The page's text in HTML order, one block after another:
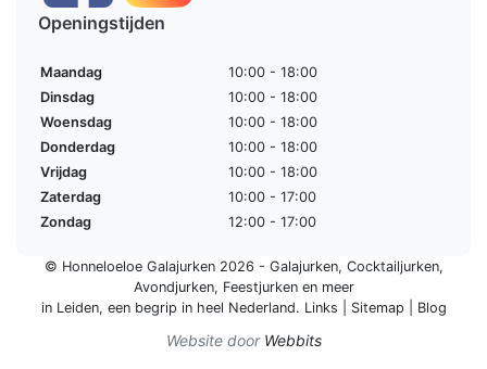
Openingstijden
Maandag
10:00 - 18:00
Dinsdag
10:00 - 18:00
Woensdag
10:00 - 18:00
Donderdag
10:00 - 18:00
Vrijdag
10:00 - 18:00
Zaterdag
10:00 - 17:00
Zondag
12:00 - 17:00
© Honneloeloe Galajurken 2026 - Galajurken, Cocktailjurken,
Avondjurken, Feestjurkenen meer
in Leiden, een begrip in heel Nederland. Links Sitemap Blog
Website door Webbits